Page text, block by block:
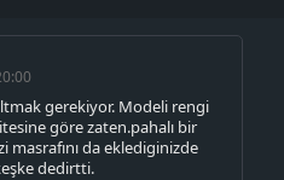
gerekiyor. Modeli rengi
göre zaten.pahalı bir
masrafını da eklediginizde
dedirtti.